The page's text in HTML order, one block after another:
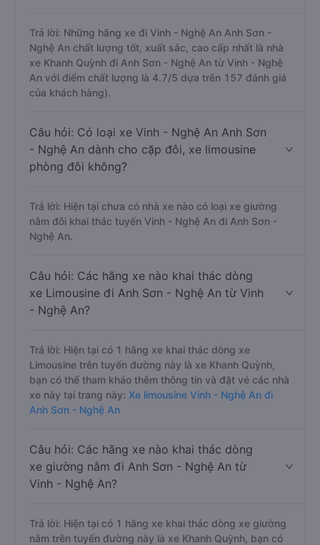
Trả lời: Những hãng xe đi Vinh - Nghệ An Anh Sơn -
Nghệ An chất lượng tốt, xuất sắc, cao cấp nhất là nhà
xe Khanh Quỳnh đi Anh Sơn - Nghệ An từ Vinh - Nghệ
An với điểm chất lượng là 4.7/5 dựa trên 157 đánh giá
của khách hàng).
Câu hỏi: Có loại xe Vinh - Nghệ An Anh Sơn
- Nghệ An dành cho cặp đôi, xe limousine
phòng đôi không?
Trả lời: Hiện tại chưa có nhà xe nào có loại xe giường
nằm đôi khai thác tuyến Vinh - Nghệ An đi Anh Sơn -
Nghệ An.
Câu hỏi: Các hãng xe nào khai thác dòng
xe Limousine đi Anh Sơn - Nghệ An từ Vinh
- Nghệ An?
Trả lời: Hiện tại có 1 hãng xe khai thác dòng xe
Limousine trên tuyến đường này là xe Khanh Quỳnh,
bạn có thể tham khảo thêm thông tin và đặt vé các nhà
xe này tại trang này: Xe limousine Vinh - Nghệ An đi
Anh Sơn - Nghệ An
Câu hỏi: Các hãng xe nào khai thác dòng
xe giường nằm đi Anh Sơn - Nghệ An từ
Vinh - Nghệ An?
Trả lời: Hiện tại có 1 hãng xe khai thác dòng xe giường
nằm trên tuyến đường này là xe Khanh Quỳnh, bạn có